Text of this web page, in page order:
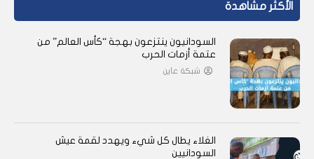
الأكثر مشاهدة
السودانيون ينتزعون بهجة “كأس العالم” من
عتمة أزمات الحرب
شبكة عاين
الغلاء يطال كل شيء ويهدد لقمة عيش
السودانيين